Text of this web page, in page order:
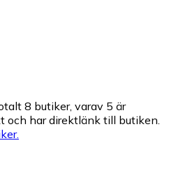
8 butiker, varav 5 är
och har direktlänk till butiken.